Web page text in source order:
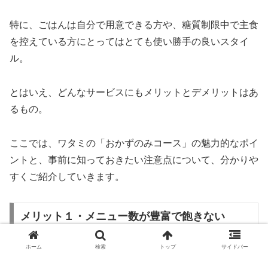
特に、ごはんは自分で用意できる方や、糖質制限中で主食
を控えている方にとってはとても使い勝手の良いスタイ
ル。
とはいえ、どんなサービスにもメリットとデメリットはあ
るもの。
ここでは、ワタミの「おかずのみコース」の魅力的なポイ
ントと、事前に知っておきたい注意点について、分かりや
すくご紹介していきます。
メリット１・メニュー数が豊富で飽きない
ホーム 検索 トップ サイドバー